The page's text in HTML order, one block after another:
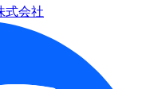
式会社